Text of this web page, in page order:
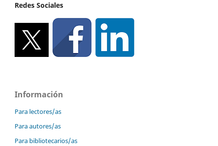
Redes Sociales
Información
Para lectores/as
Para autores/as
Para bibliotecarios/as